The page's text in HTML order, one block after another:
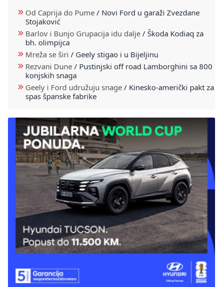
Od Caprija do Pume / Novi Ford u garaži Zvezdane
Stojaković
Barlov i Bunjo Grupacija idu dalje / Škoda Kodiaq za
bh. olimpijca
Mreža se širi / Geely stigao i u Bijeljinu
Rezvani Dune / Pustinjski off road Lamborghini sa 800
konjskih snaga
Geely i Ford udružuju snage / Kinesko-američki pakt za
spas španske fabrike